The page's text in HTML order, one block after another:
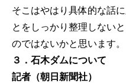
そこはやはり具体的な話
とをしっかり整理しない
のではないかと思います。
３．石木ダムについて
記者（朝日新聞社）